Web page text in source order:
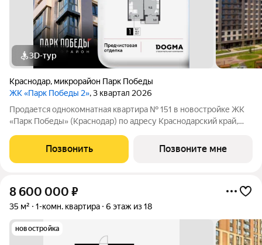
3D-тур
Краснодар, микрорайон Парк Победы
ЖК «Парк Победы 2», 3 квартал 2026
Продается однокомнатная квартира № 151 в новостройке ЖК
«Парк Победы» (Краснодар) по адресу Краснодарский край,
квартиры 42.10 кв. м., этаж 2 из 9, секция 2. Тип проекта, по
которому построен дом
Позвонить Позвоните мне
8 600 000 ₽
35 м² 1-комн. квартира 6 этаж из 18
новостройка